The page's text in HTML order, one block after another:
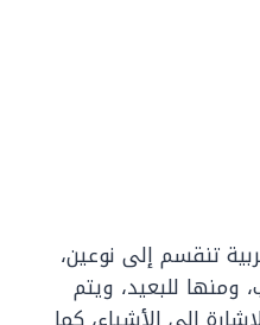
تنقسم إلى نوعين،
للبعيد، ويتم